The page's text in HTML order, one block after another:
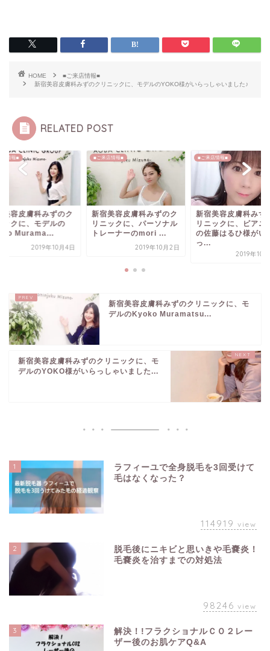
HOME
■ご来店情報■
新宿美容皮膚科みずのクリニックに、モデルのYOKO様がいらっしゃいました♪
RELATED POST
店情報■
美容皮膚科みずのク
ックに、モデルの
Murama...
2019年10月4日
■ご来店情報■
新宿美容皮膚科みずのク
リニックに、パーソナル
トレーナーのmori ...
2019年10月2日
■ご来店情報■
新宿美容皮膚科みず
リニックに、ピアニ
の佐藤はるひ様がい
っ...
2019年10
新宿美容皮膚科みずのクリニックに、モ
デルのKyoko Muramatsu...
新宿美容皮膚科みずのクリニックに、モ
デルのYOKO様がいらっしゃいました...
1
ラフィーユで全身脱毛を3回受けて
毛はなくなった？
114919 view
2
脱毛後にニキビと思いきや毛嚢炎！
毛嚢炎を治すまでの対処法
98246 view
3
解決！!フラクショナルＣＯ２レー
ザー後のお肌ケアQ&A